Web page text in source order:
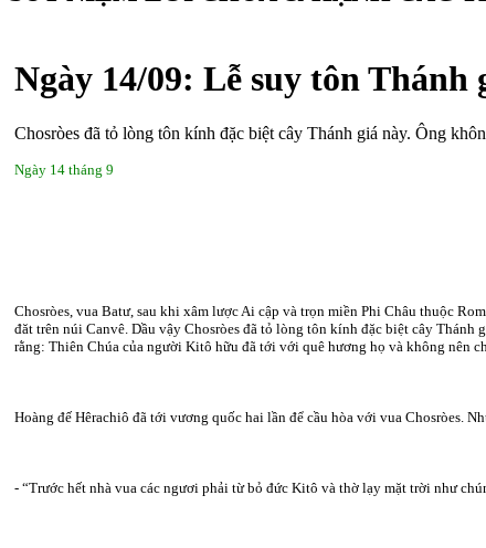
Ngày 14/09: Lễ suy tôn Thánh
Chosròes đã tỏ lòng tôn kính đặc biệt cây Thánh giá này. Ông
Ngày 14 tháng 9
Chosròes, vua Batư, sau khi xâm lược Ai cập và trọn miền Phi Châu thuộc
đăt trên núi Canvê. Dầu vậy Chosròes đã tỏ lòng tôn kính đặc biệt cây
rằng: Thiên Chúa của người Kitô hữu đã tới với quê hương họ và không nên
Hoàng đế Hêrachiô đã tới vương quốc hai lần để cầu hòa với vua Chosròes.
- “Trước hết nhà vua các ngươi phải từ bỏ đức Kitô và thờ lạy mặt trời như